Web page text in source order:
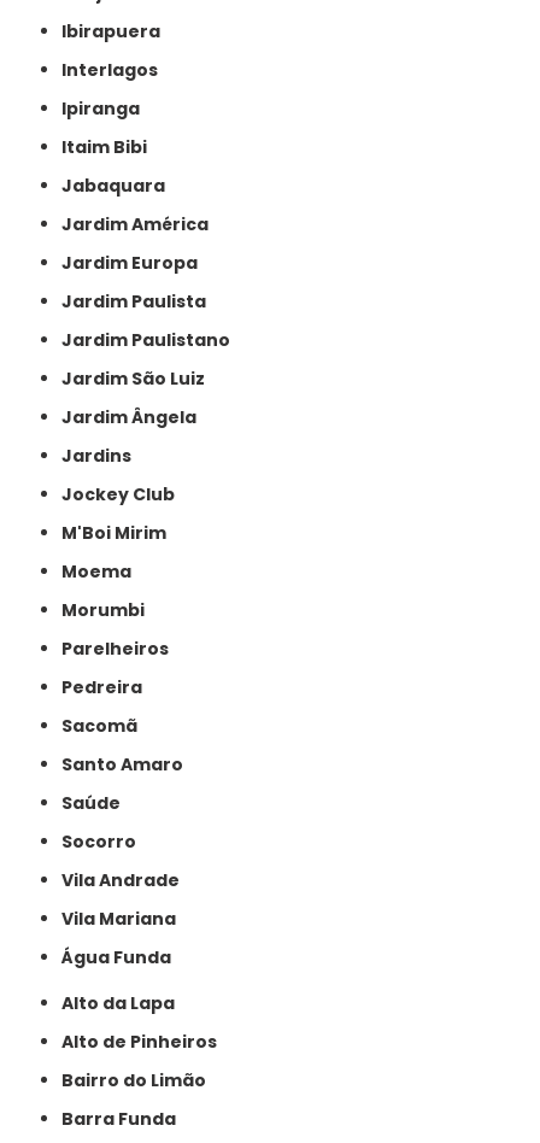
Ibirapuera
Interlagos
Ipiranga
Itaim Bibi
Jabaquara
Jardim América
Jardim Europa
Jardim Paulista
Jardim Paulistano
Jardim São Luiz
Jardim Ângela
Jardins
Jockey Club
M'Boi Mirim
Moema
Morumbi
Parelheiros
Pedreira
Sacomã
Santo Amaro
Saúde
Socorro
Vila Andrade
Vila Mariana
Água Funda
Alto da Lapa
Alto de Pinheiros
Bairro do Limão
Barra Funda